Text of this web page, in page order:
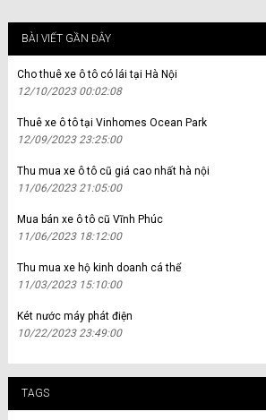
BÀI VIẾT GẦN ĐÂY
Cho thuê xe ô tô có lái tại Hà Nội
12/10/2023 00:02:08
Thuê xe ô tô tại Vinhomes Ocean Park
12/09/2023 23:25:00
Thu mua xe ô tô cũ giá cao nhất hà nội
11/06/2023 21:05:00
Mua bán xe ô tô cũ Vĩnh Phúc
11/06/2023 18:12:00
Thu mua xe hộ kinh doanh cá thể
11/03/2023 15:10:00
Két nước máy phát điện
10/22/2023 23:49:00
TAGS